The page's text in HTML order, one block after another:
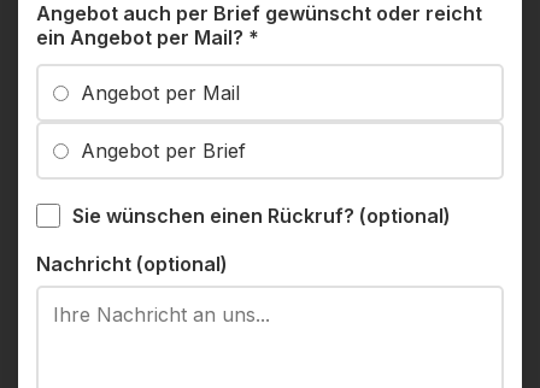
Angebot auch per Brief gewünscht oder reicht
ein Angebot per Mail? *
Angebot per Mail
Angebot per Brief
Sie wünschen einen Rückruf? (optional)
Nachricht (optional)